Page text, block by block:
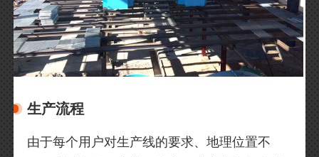
生产流程
由于每个用户对生产线的要求、地理位置不